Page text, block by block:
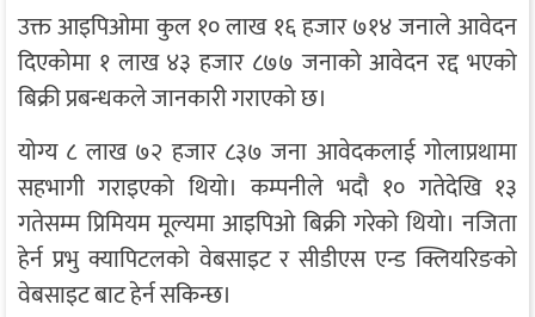
उक्त आइपिओमा कुल १० लाख १६ हजार ७१४ जनाले आवेदन
दिएकोमा १ लाख ४३ हजार ८७७ जनाको आवेदन रद्द भएको
बिक्री प्रबन्धकले जानकारी गराएको छ।
योग्य ८ लाख ७२ हजार ८३७ जना आवेदकलाई गोलाप्रथामा
सहभागी गराइएको थियो। कम्पनीले भदौ १० गतेदेखि १३
गतेसम्म प्रिमियम मूल्यमा आइपिओ बिक्री गरेको थियो। नजिता
हेर्न प्रभु क्यापिटलको वेबसाइट र सीडीएस एन्ड क्लियरिङको
वेबसाइट बाट हेर्न सकिन्छ।